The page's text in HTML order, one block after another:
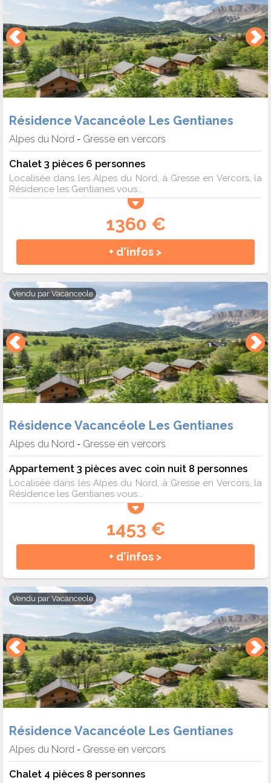
Résidence Vacancéole Les Gentianes
Alpes du Nord - Gresse en vercors
Chalet 3 pièces 6 personnes
Localisée dans les Alpes du Nord, à Gresse en Vercors, la
Résidence les Gentianes vous...
1360 €
+ d'infos >
Vendu par Vacanceole
Résidence Vacancéole Les Gentianes
Alpes du Nord - Gresse en vercors
Appartement 3 pièces avec coin nuit 8 personnes
Localisée dans les Alpes du Nord, à Gresse en Vercors, la
Résidence les Gentianes vous...
1453 €
+ d'infos >
Vendu par Vacanceole
Résidence Vacancéole Les Gentianes
Alpes du Nord - Gresse en vercors
Chalet 4 pièces 8 personnes